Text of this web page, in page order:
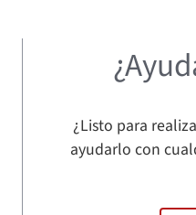
¿Listo para
ayudarlo con